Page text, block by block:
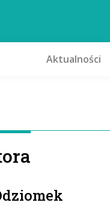
Aktualności